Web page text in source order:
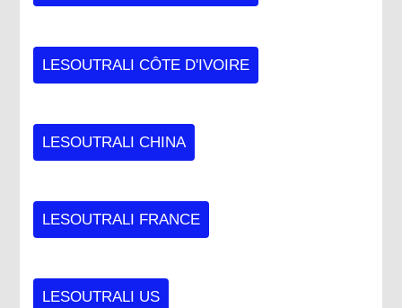
LESOUTRALI CÔTE D'IVOIRE
LESOUTRALI CHINA
LESOUTRALI FRANCE
LESOUTRALI US